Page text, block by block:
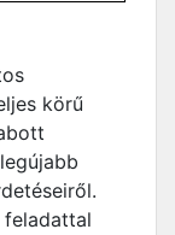
körű
feladattal